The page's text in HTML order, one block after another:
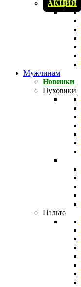
АКЦИЯ
Мужчинам
Новинки
Пуховики
Пальто